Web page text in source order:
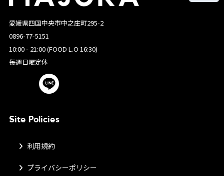
愛媛県四国中央市中之庄町295-2
0896-77-5151
10:00 - 21:00 (FOOD L.O 16:30)
毎週日曜定休
Site Policies
利用規約
プライバシーポリシー